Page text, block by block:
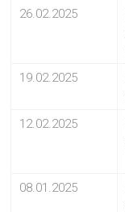
26.02.2025
19.02.2025
12.02.2025
08.01.2025